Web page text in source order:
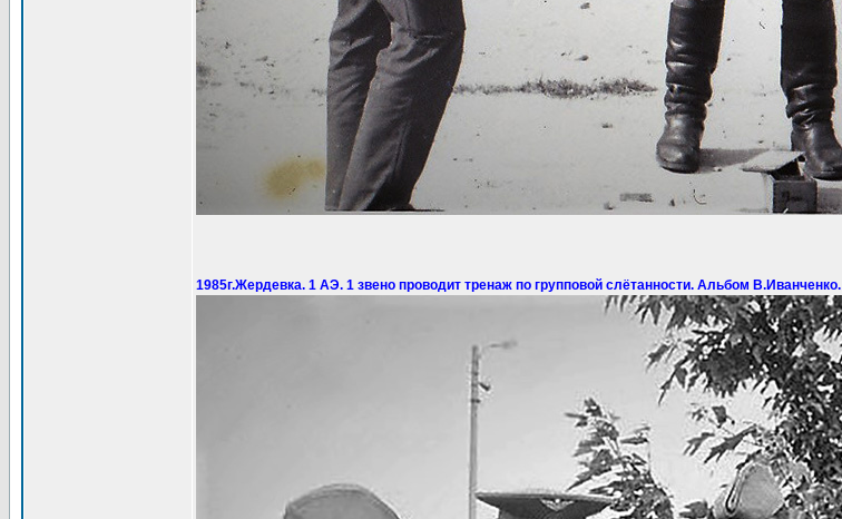
1985г.Жердевка. 1 АЭ. 1 звено проводит тренаж по групповой слётанности. Альбом В.Иванченко.